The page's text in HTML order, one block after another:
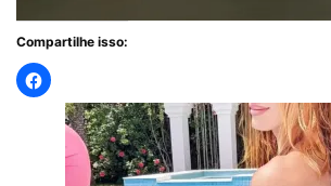
Compartilhe isso: